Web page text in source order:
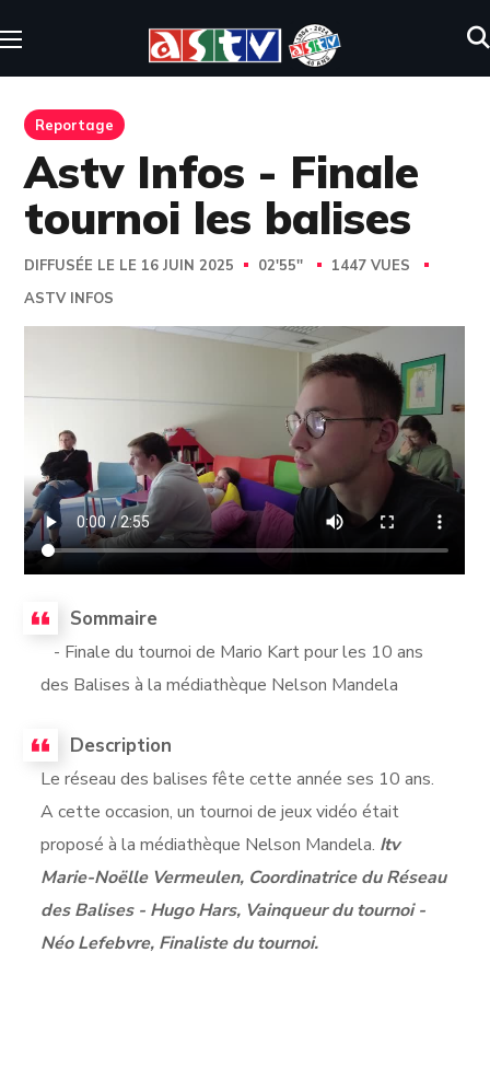
Reportage
Astv Infos - Finale
tournoi les balises
DIFFUSÉE LE LE 16 JUIN 2025 02'55''
1447 VUES
ASTV INFOS
Sommaire
- Finale du tournoi de Mario Kart pour les 10 ans
des Balises à la médiathèque Nelson Mandela
Description
Le réseau des balises fête cette année ses 10 ans.
A cette occasion, un tournoi de jeux vidéo était
proposé à la médiathèque Nelson Mandela. Itv
Marie-Noëlle Vermeulen, Coordinatrice du Réseau
des Balises - Hugo Hars, Vainqueur du tournoi -
Néo Lefebvre, Finaliste du tournoi.